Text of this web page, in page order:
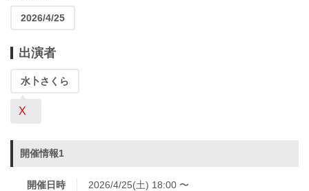
2026/4/25
出演者
水卜さくら
X
開催情報1
開催日時 2026/4/25(土) 18:00 〜